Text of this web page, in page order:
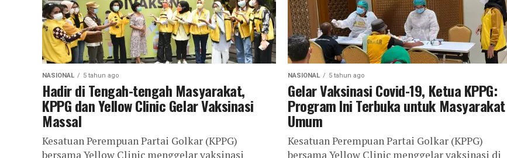
NASIONAL 5 tahun ago
Hadir di Tengah-tengah Masyarakat,
KPPG dan Yellow Clinic Gelar Vaksinasi
Massal
Kesatuan Perempuan Partai Golkar (KPPG)
bersama Yellow Clinic menggelar vaksinasi
NASIONAL 5 tahun ago
Gelar Vaksinasi Covid-19, Ketua KPPG:
Program Ini Terbuka untuk Masyarakat
Umum
Kesatuan Perempuan Partai Golkar (KPPG)
bersama Yellow Clinic menggelar vaksinasi di